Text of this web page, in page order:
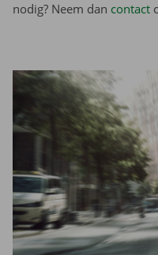
nodig? Neem dan contact